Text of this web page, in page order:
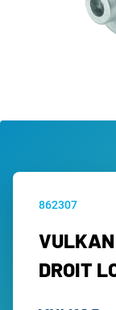
862307
VULKAN
DROIT